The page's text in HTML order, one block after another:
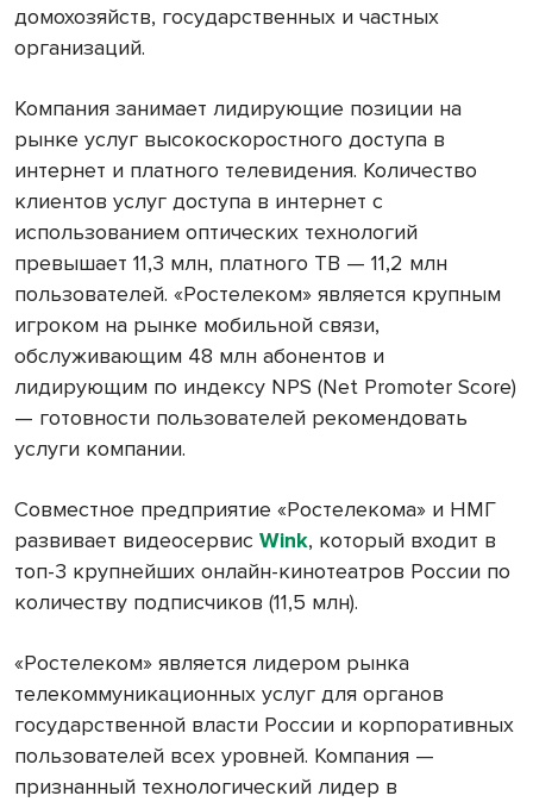
домохозяйств, государственных и частных
организаций.
Компания занимает лидирующие позиции на
рынке услуг высокоскоростного доступа в
интернет и платного телевидения. Количество
клиентов услуг доступа в интернет с
использованием оптических технологий
превышает 11,3 млн, платного ТВ — 11,2 млн
пользователей. «Ростелеком» является крупным
игроком на рынке мобильной связи,
обслуживающим 48 млн абонентов и
лидирующим по индексу NPS (Net Promoter Score)
— готовности пользователей рекомендовать
услуги компании.
Совместное предприятие «Ростелекома» и НМГ
развивает видеосервис Wink, который входит в
топ-3 крупнейших онлайн-кинотеатров России по
количеству подписчиков (11,5 млн).
«Ростелеком» является лидером рынка
телекоммуникационных услуг для органов
государственной власти России и корпоративных
пользователей всех уровней. Компания —
признанный технологический лидер в